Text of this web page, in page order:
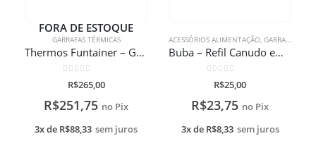
FORA DE ESTOQUE
GARRAFAS TÉRMICAS
Thermos Funtainer – Garrafa Térmica 355ml
de 5
R$265,00
R$251,75 no Pix
3x de R$88,33 sem juros
ACESSÓRIOS ALIMENTAÇÃO, GARRAFAS TÉRMICAS
Buba – Refil Canudo em Silicone
de 5
R$25,00
R$23,75 no Pix
3x de R$8,33 sem juros